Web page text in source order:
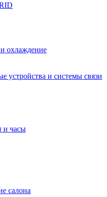
охлаждение
устройства и системы связи
и часы
салона